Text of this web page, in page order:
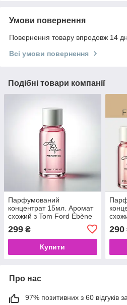
Умови повернення
Повернення товару впродовж 14
Всі умови повернення
Подібні товари компанії
Парфумований
концентрат 15мл. Аромат
схожий з Tom Ford Ébène
299 ₴
Купити
290
Про нас
97% позитивних з 60 відгуків